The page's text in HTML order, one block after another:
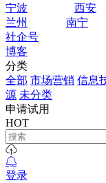
宁波
西安
兰州
南宁
社企号
博客
分类
全部 市场营销 信息
源 未分类
申请试用
HOT
登录